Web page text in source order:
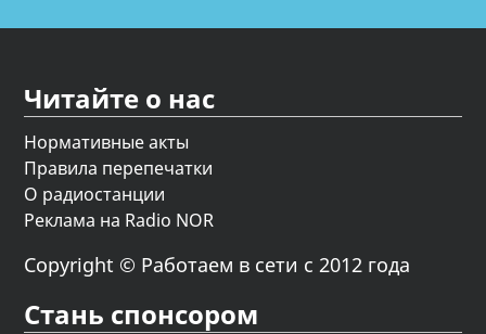
Читайте о нас
Нормативные акты
Правила перепечатки
О радиостанции
Реклама на Radio NOR
Copyright © Работаем в сети с 2012 года
Стань спонсором